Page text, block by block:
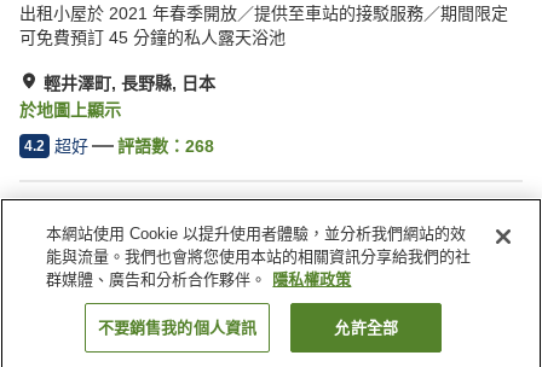
出租小屋於 2021 年春季開放／提供至車站的接駁服務／期間限定
可免費預訂 45 分鐘的私人露天浴池
輕井澤町, 長野縣, 日本
於地圖上顯示
4.2 超好 評語數： 268
停車場
Spa／美容沙龍
餐廳
休息室
日本 長野縣 輕井澤町 輕井澤渴望之家飯店
找客房
本網站使用 Cookie 以提升使用者體驗，並分析我們網站的效
能與流量。我們也會將您使用本站的相關資訊分享給我們的社
群媒體、廣告和分析合作夥伴。
隱私權政策
不要銷售我的個人資訊 允許全部